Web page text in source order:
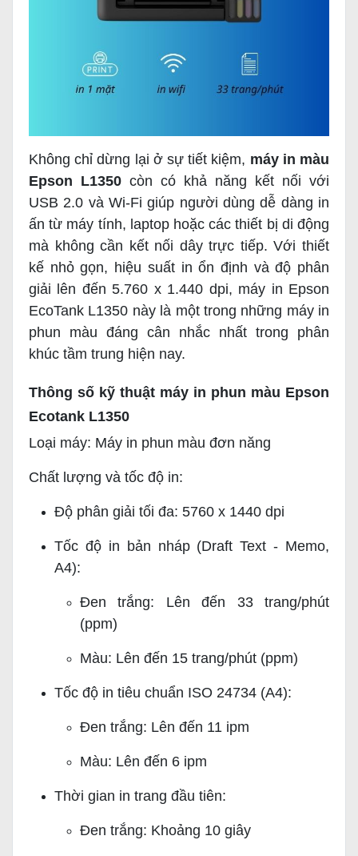
Không chỉ dừng lại ở sự tiết kiệm, máy in màu
Epson L1350 còn có khả năng kết nối với
USB 2.0 và Wi-Fi giúp người dùng dễ dàng in
ấn từ máy tính, laptop hoặc các thiết bị di động
mà không cần kết nối dây trực tiếp. Với thiết
kế nhỏ gọn, hiệu suất in ổn định và độ phân
giải lên đến 5.760 x 1.440 dpi, máy in Epson
EcoTank L1350 này là một trong những máy in
phun màu đáng cân nhắc nhất trong phân
khúc tầm trung hiện nay.
Thông số kỹ thuật máy in phun màu Epson
Ecotank L1350
Loại máy: Máy in phun màu đơn năng
Chất lượng và tốc độ in:
Độ phân giải tối đa: 5760 x 1440 dpi
Tốc độ in bản nháp (Draft Text - Memo,
A4):
Đen trắng: Lên đến 33 trang/phút
(ppm)
Màu: Lên đến 15 trang/phút (ppm)
Tốc độ in tiêu chuẩn ISO 24734 (A4):
Đen trắng: Lên đến 11 ipm
Màu: Lên đến 6 ipm
Thời gian in trang đầu tiên:
Đen trắng: Khoảng 10 giây